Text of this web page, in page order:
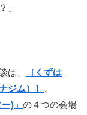
」
は、
［くずは
ジム）］
)」 の４つの会場